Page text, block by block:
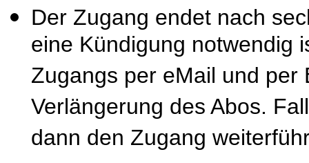
Der Zugang endet nach
eine Kündigung notwendig
Zugangs per eMail und per
Verlängerung des Abos.
dann den Zugang